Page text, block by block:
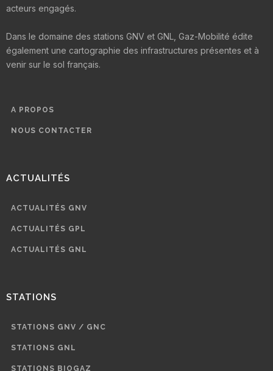
acteurs engagés.
Dans le domaine des stations GNV et GNL, Gaz-Mobilité édite
également une cartographie des infrastructures présentes et à
venir sur le sol français.
A PROPOS
NOUS CONTACTER
ACTUALITÉS
ACTUALITÉS GNV
ACTUALITÉS GPL
ACTUALITÉS GNL
STATIONS
STATIONS GNV / GNC
STATIONS GNL
STATIONS BIOGAZ